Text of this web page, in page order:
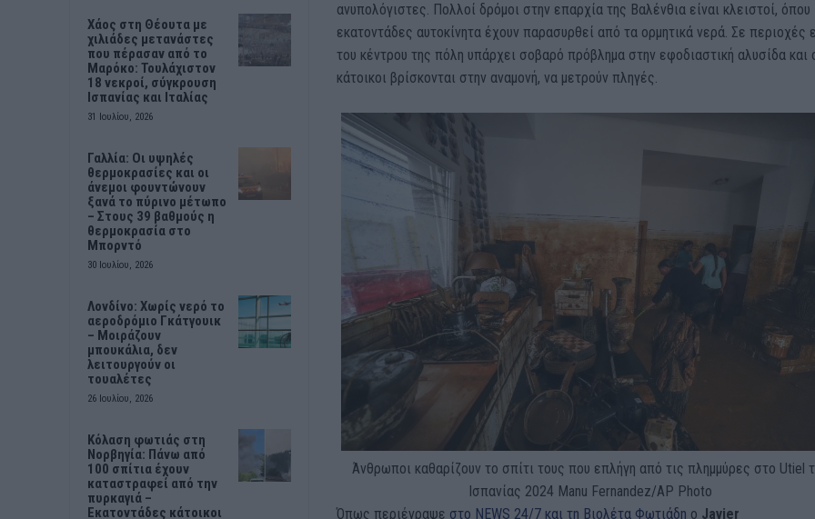
Χάος στη Θέουτα με
χιλιάδες μετανάστες
που πέρασαν από το
Μαρόκο: Τουλάχιστον
18 νεκροί, σύγκρουση
Ισπανίας και Ιταλίας
31 Ιουλίου, 2026
Γαλλία: Οι υψηλές
θερμοκρασίες και οι
άνεμοι φουντώνουν
ξανά το πύρινο μέτωπο
– Στους 39 βαθμούς η
θερμοκρασία στο
Μπορντό
30 Ιουλίου, 2026
Λονδίνο: Χωρίς νερό το
αεροδρόμιο Γκάτγουικ
– Μοιράζουν
μπουκάλια, δεν
λειτουργούν οι
τουαλέτες
26 Ιουλίου, 2026
Κόλαση φωτιάς στη
Νορβηγία: Πάνω από
100 σπίτια έχουν
καταστραφεί από την
πυρκαγιά –
Εκατοντάδες κάτοικοι
ανυπολόγιστες. Πολλοί δρόμοι στην επαρχία της Βαλένθια είναι κλειστοί, όπου
εκατοντάδες αυτοκίνητα έχουν παρασυρθεί από τα ορμητικά νερά. Σε περιοχές
του κέντρου της πόλη υπάρχει σοβαρό πρόβλημα στην εφοδιαστική αλυσίδα και
κάτοικοι βρίσκονται στην αναμονή, να μετρούν πληγές.
Άνθρωποι καθαρίζουν το σπίτι τους που επλήγη από τις πλημμύρες στο Utiel
Ισπανίας 2024 Manu Fernandez/AP Photo
Όπως περιέγραψε στο NEWS 24/7 και τη Βιολέτα Φωτιάδη ο Javier